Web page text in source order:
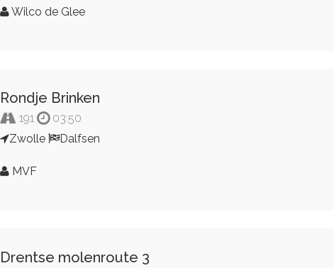
Wilco de Glee
Rondje Brinken
191
03:50
Zwolle
Dalfsen
MVF
Drentse molenroute 3